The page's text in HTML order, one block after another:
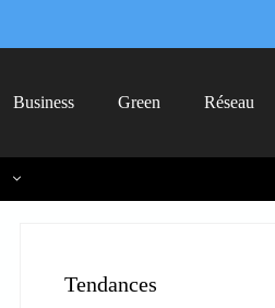
Business Green Réseau
Tendances